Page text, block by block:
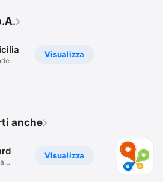
Visualizza
anche
Visualizza